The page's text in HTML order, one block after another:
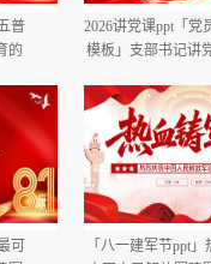
普
的
2026讲党课ppt「党
模板」支部书记讲
可
「八一建军节ppt